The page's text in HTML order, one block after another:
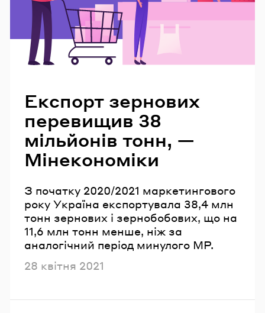
Експорт зернових
перевищив 38
мільйонів тонн, —
Мінекономіки
З початку 2020/2021 маркетингового
року Україна експортувала 38,4 млн
тонн зернових і зернобобових, що на
11,6 млн тонн менше, ніж за
аналогічний період минулого МР.
Опубліковано
28 квітня 2021